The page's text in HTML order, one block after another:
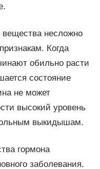
несложно
Когда
обильно расти
состояние
не может
высокий уровень
выкидышам.
гормона
заболевания.